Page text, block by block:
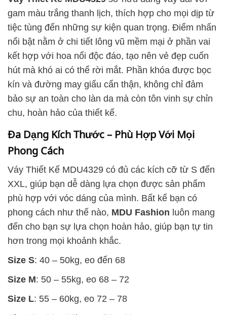
gam màu trắng thanh lịch, thích hợp cho mọi dịp từ
tiệc tùng đến những sự kiện quan trọng. Điểm nhấn
nổi bật nằm ở chi tiết lông vũ mềm mại ở phần vai
kết hợp với hoa nổi độc đáo, tạo nên vẻ đẹp cuốn
hút mà khó ai có thể rời mắt. Phần khóa được bọc
kín và đường may giấu cẩn thận, không chỉ đảm
bảo sự an toàn cho làn da mà còn tôn vinh sự chỉn
chu, hoàn hảo của thiết kế.
Đa Dạng Kích Thước – Phù Hợp Với Mọi
Phong Cách
Váy Thiết Kế MDU4329 có đủ các kích cỡ từ S đến
XXL, giúp bạn dễ dàng lựa chọn được sản phẩm
phù hợp với vóc dáng của mình. Bất kể bạn có
phong cách như thế nào, MDU Fashion luôn mang
đến cho bạn sự lựa chọn hoàn hảo, giúp bạn tự tin
hơn trong mọi khoảnh khắc.
Size S: 40 – 50kg, eo đến 68
Size M: 50 – 55kg, eo 68 – 72
Size L: 55 – 60kg, eo 72 – 78